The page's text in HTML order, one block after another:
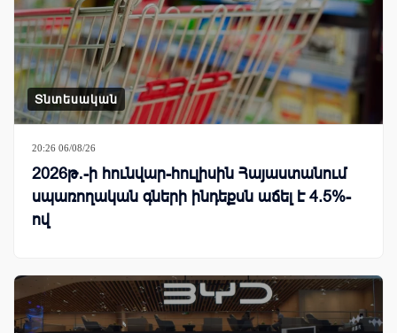
Տնտեսական
20:26 06/08/26
2026թ․-ի հունվար-հուլիսին Հայաստանում
սպառողական գների ինդեքսն աճել է 4.5%-
ով